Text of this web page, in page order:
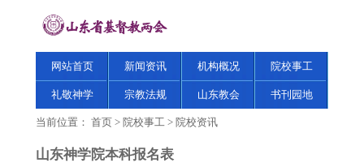
网站首页 新闻资讯 机构概况 院校事工
礼敬神学 宗教法规 山东教会 书刊园地
当前位置： 首页 > 院校事工 > 院校资讯
山东神学院本科报名表